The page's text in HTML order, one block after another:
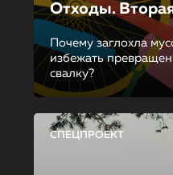
Отходы.
Почему заглохла
избежать
свалку?
СПЕЦПРОЕКТ